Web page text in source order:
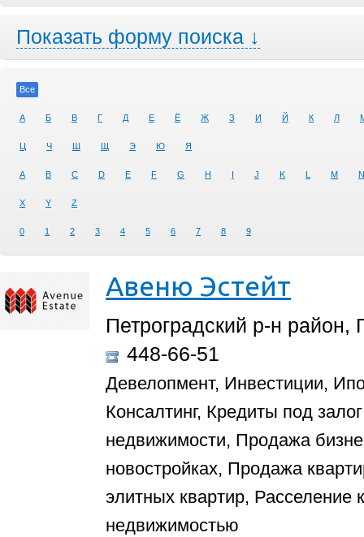
Показать форму поиска ↓
Все
А Б В Г Д Е Ё Ж З И Й К Л
Ц Ч Ш Щ Э Ю Я
A B C D E F G H I J K L M N
X Y Z
0 1 2 3 4 5 6 7 8 9
Авеню Эстейт
Петроградский р-н
448-66-51
Девелопмент, Инвестиции,
Консалтинг, Кредиты под
недвижимости, Продажа
новостройках, Продажа
элитных квартир, Расселение
недвижимостью